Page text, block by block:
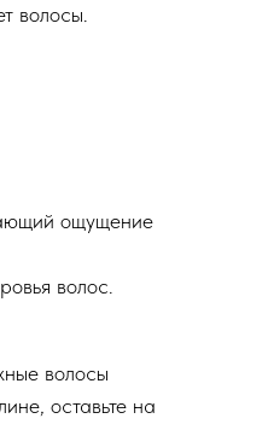
волосы.
ощущение
волос.
волосы
оставьте на